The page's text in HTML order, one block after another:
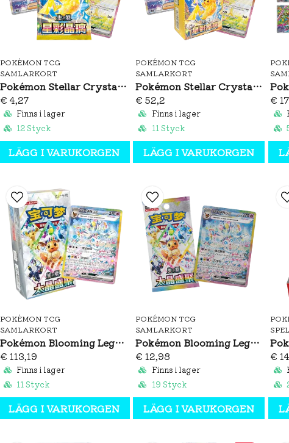
POKÉMON TCG
SAMLARKORT
Pokémon Stellar Crystal Booster Pack (S-CH)
€ 4,27
Finns i lager
12 Styck
LÄGG I VARUKORGEN
POKÉMON TCG
SAMLARKORT
Pokémon Stellar Crystal Booster Box (S-CH)
€ 52,2
Finns i lager
11 Styck
LÄGG I VARUKORGEN
€
POKÉMON TCG
SAMLARKORT
Pokémon Blooming Legends Booster Box (S-CH)
€ 113,19
Finns i lager
11 Styck
LÄGG I VARUKORGEN
POKÉMON TCG
SAMLARKORT
Pokémon Blooming Legends Booster Pack (S-CH)
€ 12,98
Finns i lager
19 Styck
LÄGG I VARUKORGEN
€